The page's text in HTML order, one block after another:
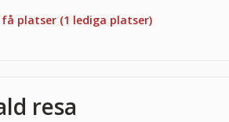
få platser (1 lediga platser)
resa